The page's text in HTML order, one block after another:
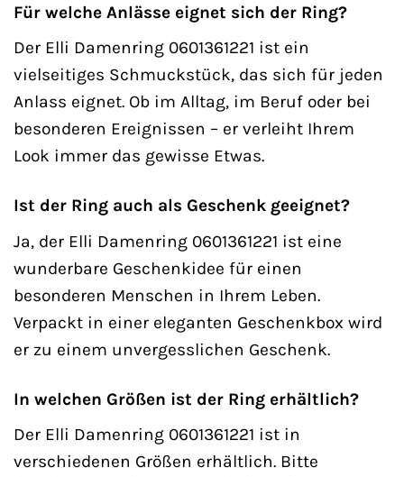
Für welche Anlässe eignet sich der Ring?
Der Elli Damenring 0601361221 ist ein
vielseitiges Schmuckstück, das sich für jeden
Anlass eignet. Ob im Alltag, im Beruf oder bei
besonderen Ereignissen – er verleiht Ihrem
Look immer das gewisse Etwas.
Ist der Ring auch als Geschenk geeignet?
Ja, der Elli Damenring 0601361221 ist eine
wunderbare Geschenkidee für einen
besonderen Menschen in Ihrem Leben.
Verpackt in einer eleganten Geschenkbox wird
er zu einem unvergesslichen Geschenk.
In welchen Größen ist der Ring erhältlich?
Der Elli Damenring 0601361221 ist in
verschiedenen Größen erhältlich. Bitte